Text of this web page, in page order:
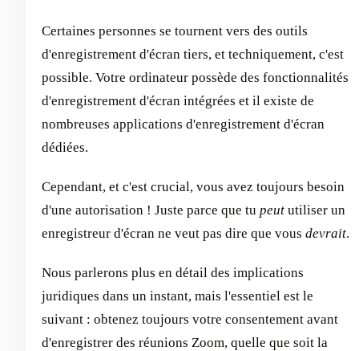
Certaines personnes se tournent vers des outils
d'enregistrement d'écran tiers, et techniquement, c'est
possible. Votre ordinateur possède des fonctionnalités
d'enregistrement d'écran intégrées et il existe de
nombreuses applications d'enregistrement d'écran
dédiées.
Cependant, et c'est crucial, vous avez toujours besoin
d'une autorisation ! Juste parce que tu peut utiliser un
enregistreur d'écran ne veut pas dire que vous devrait.
Nous parlerons plus en détail des implications
juridiques dans un instant, mais l'essentiel est le
suivant : obtenez toujours votre consentement avant
d'enregistrer des réunions Zoom, quelle que soit la